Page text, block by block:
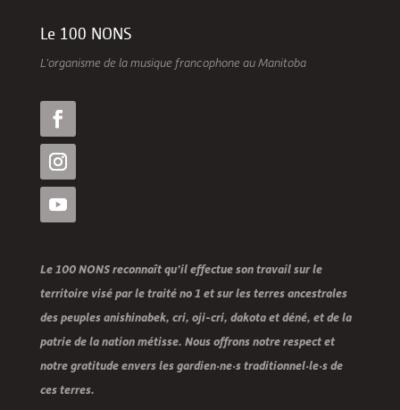
Le 100 NONS
L’organisme de la musique francophone au Manitoba
Le 100 NONS reconnaît qu’il effectue son travail sur le
territoire visé par le traité no 1 et sur les terres ancestrales
des peuples anishinabek, cri, oji-cri, dakota et déné, et de la
patrie de la nation métisse. Nous offrons notre respect et
notre gratitude envers les gardien·ne·s traditionnel·le·s de
ces terres.